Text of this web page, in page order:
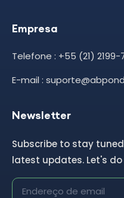
Empresa
Telefone : +55 (21) 2199-
E-mail :
Newsletter
Subscribe to stay
latest updates. Let's